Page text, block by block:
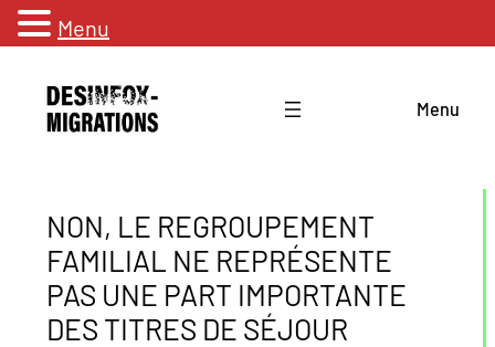
contenu
Menu
NON, LE REGROUPEMENT
FAMILIAL NE REPRÉSENTE
PAS UNE PART IMPORTANTE
DES TITRES DE SÉJOUR
Menu